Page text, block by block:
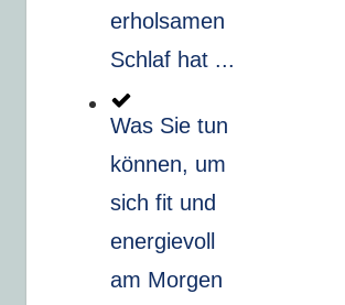
erholsamen
Schlaf hat ...
Was Sie tun
können, um
sich fit und
energievoll
am Morgen